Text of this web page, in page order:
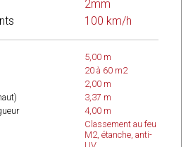
2mm
100 km/h
5,00 m
20 à 60 m2
2,00 m
3,37 m
4,00 m
Classement au feu
M2, étanche, anti-